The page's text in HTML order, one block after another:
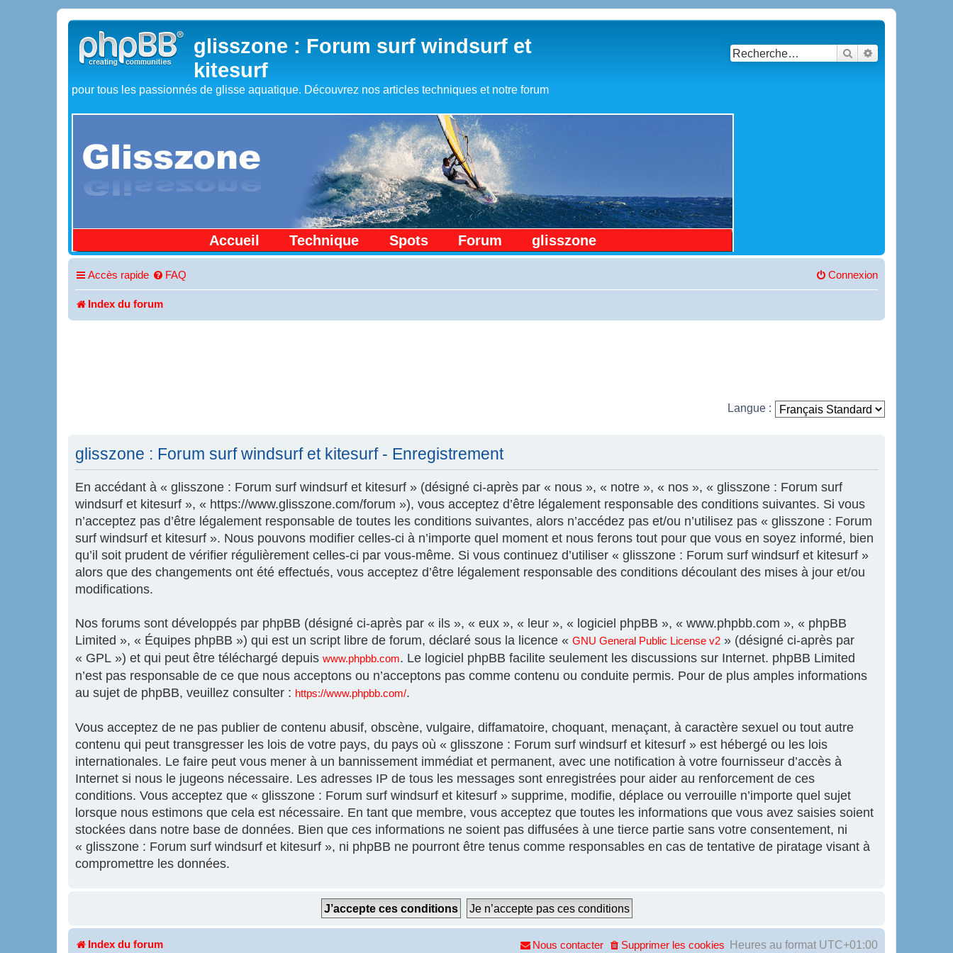
glisszone : Forum surf windsurf et
kitesurf
pour tous les passionnés de glisse aquatique. Découvrez nos articles techniques et notre forum
Accueil Technique Spots Forum glisszone
Rechercher
Accès rapide FAQ Connexion
Index du forum
Langue :
glisszone : Forum surf windsurf et kitesurf - Enregistrement
En accédant à « glisszone : Forum surf windsurf et kitesurf » (désigné ci-après par « nous », « notre », « nos », « glisszone : Forum surf
windsurf et kitesurf », « https://www.glisszone.com/forum »), vous acceptez d’être légalement responsable des conditions suivantes. Si vous
n’acceptez pas d’être légalement responsable de toutes les conditions suivantes, alors n’accédez pas et/ou n’utilisez pas « glisszone : Forum
surf windsurf et kitesurf ». Nous pouvons modifier celles-ci à n’importe quel moment et nous ferons tout pour que vous en soyez informé, bien
qu’il soit prudent de vérifier régulièrement celles-ci par vous-même. Si vous continuez d’utiliser « glisszone : Forum surf windsurf et kitesurf »
alors que des changements ont été effectués, vous acceptez d’être légalement responsable des conditions découlant des mises à jour et/ou
modifications.
Nos forums sont développés par phpBB (désigné ci-après par « ils », « eux », « leur », « logiciel phpBB », « www.phpbb.com », « phpBB
Limited », « Équipes phpBB ») qui est un script libre de forum, déclaré sous la licence « GNU General Public License v2 » (désigné ci-après par
« GPL ») et qui peut être téléchargé depuis www.phpbb.com. Le logiciel phpBB facilite seulement les discussions sur Internet. phpBB Limited
n’est pas responsable de ce que nous acceptons ou n’acceptons pas comme contenu ou conduite permis. Pour de plus amples informations
au sujet de phpBB, veuillez consulter : https://www.phpbb.com/.
Vous acceptez de ne pas publier de contenu abusif, obscène, vulgaire, diffamatoire, choquant, menaçant, à caractère sexuel ou tout autre
contenu qui peut transgresser les lois de votre pays, du pays où « glisszone : Forum surf windsurf et kitesurf » est hébergé ou les lois
internationales. Le faire peut vous mener à un bannissement immédiat et permanent, avec une notification à votre fournisseur d’accès à
Internet si nous le jugeons nécessaire. Les adresses IP de tous les messages sont enregistrées pour aider au renforcement de ces
conditions. Vous acceptez que « glisszone : Forum surf windsurf et kitesurf » supprime, modifie, déplace ou verrouille n’importe quel sujet
lorsque nous estimons que cela est nécessaire. En tant que membre, vous acceptez que toutes les informations que vous avez saisies soient
stockées dans notre base de données. Bien que ces informations ne soient pas diffusées à une tierce partie sans votre consentement, ni
« glisszone : Forum surf windsurf et kitesurf », ni phpBB ne pourront être tenus comme responsables en cas de tentative de piratage visant à
compromettre les données.
Index du forum Heures au format UTC+01:00
Supprimer les cookies
Nous contacter